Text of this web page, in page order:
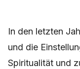
In den letzten
und die
Spiritualität und